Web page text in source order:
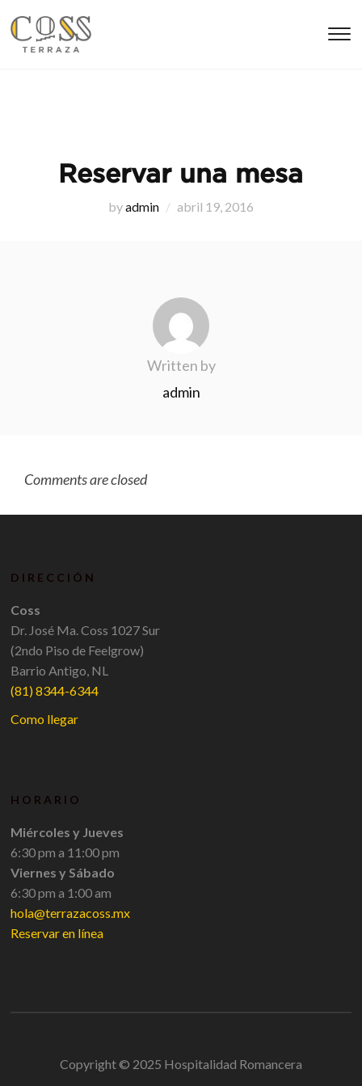
Reservar una mesa
byadmin abril 19, 2016
Written by
admin
Comments are closed
DIRECCIÓN
Coss
Dr. José Ma. Coss 1027 Sur
(2ndo Piso de Feelgrow)
Barrio Antigo, NL
(81) 8344-6344
Como llegar
HORARIO
Miércoles y Jueves
6:30 pm a 11:00 pm
Viernes y Sábado
6:30 pm a 1:00 am
hola@terrazacoss.mx
Reservar en línea
Copyright © 2025 Hospitalidad Romancera